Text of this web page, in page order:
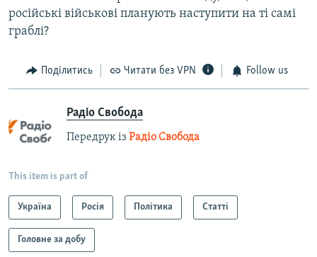
російські військові планують наступити на ті самі
граблі?
Поділитись Читати без VPN Follow us
Радіо Свобода
Передрук із Радіо Свобода
This item is part of
Україна Росія Політика Статті
Головне за добу